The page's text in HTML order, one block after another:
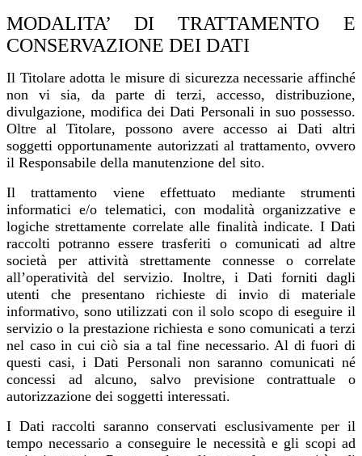
MODALITA’ DI TRATTAMENTO E
CONSERVAZIONE DEI DATI
Il Titolare adotta le misure di sicurezza necessarie affinché
non vi sia, da parte di terzi, accesso, distribuzione,
divulgazione, modifica dei Dati Personali in suo possesso.
Oltre al Titolare, possono avere accesso ai Dati altri
soggetti opportunamente autorizzati al trattamento, ovvero
il Responsabile della manutenzione del sito.
Il trattamento viene effettuato mediante strumenti
informatici e/o telematici, con modalità organizzative e
logiche strettamente correlate alle finalità indicate. I Dati
raccolti potranno essere trasferiti o comunicati ad altre
società per attività strettamente connesse o correlate
all’operatività del servizio. Inoltre, i Dati forniti dagli
utenti che presentano richieste di invio di materiale
informativo, sono utilizzati con il solo scopo di eseguire il
servizio o la prestazione richiesta e sono comunicati a terzi
nel caso in cui ciò sia a tal fine necessario. Al di fuori di
questi casi, i Dati Personali non saranno comunicati né
concessi ad alcuno, salvo previsione contrattuale o
autorizzazione dei soggetti interessati.
I Dati raccolti saranno conservati esclusivamente per il
tempo necessario a conseguire le necessità e gli scopi ad